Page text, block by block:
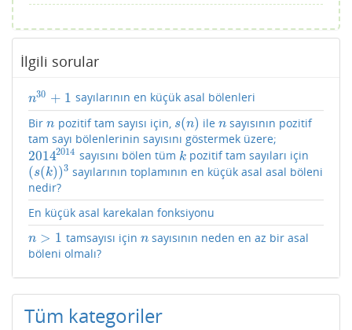
İlgili sorular
n30 + 1
n30 +1
sayılarının en küçük asal bölenleri
Bir n
n pozitif tam sayısı için, s(n)
s(n) ile n
n sayısının pozitif
tam sayı bölenlerinin sayısını göstermek üzere;
20142014
20142014 sayısını bölen tüm k
k pozitif tam sayıları için
(s(k))3
(s(k))3
sayılarının toplamının en küçük asal asal böleni
nedir?
En küçük asal karekalan fonksiyonu
n > 1
n>1 tamsayısı için n
n sayısının neden en az bir asal
böleni olmalı?
Tüm kategoriler